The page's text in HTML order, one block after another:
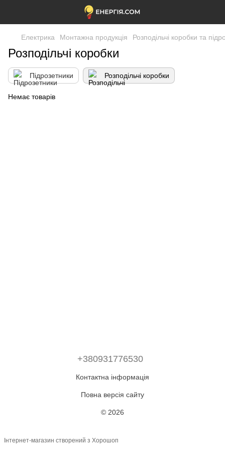
Електрика Монтажна продукція Розподільчі коробки та
Розподільчі коробки
Підрозетники Розподільчі коробки
Немає товарів
+380931776530
Контактна інформація
Повна версія сайту
© 2026
Інтернет-магазин створений з Хорошоп